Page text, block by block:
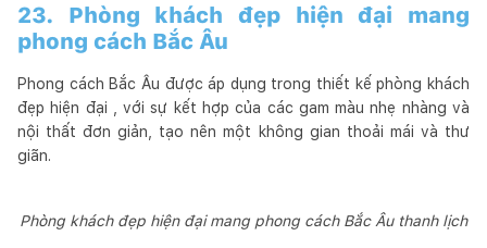
23. Phòng khách đẹp hiện đại mang
phong cách Bắc Âu
Phong cách Bắc Âu được áp dụng trong thiết kế phòng khách
đẹp hiện đại , với sự kết hợp của các gam màu nhẹ nhàng và
nội thất đơn giản, tạo nên một không gian thoải mái và thư
giãn.
Phòng khách đẹp hiện đại mang phong cách Bắc Âu thanh lịch